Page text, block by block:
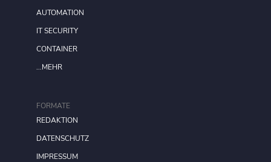
FORMATE
REDAKTION
DATENSCHUTZ
IMPRESSUM
AUTOMATION
IT SECURITY
CONTAINER
...MEHR